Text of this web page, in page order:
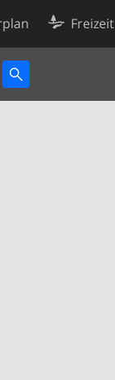
Freizeit
Richtlinie
Einstellungen